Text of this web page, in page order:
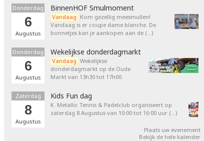
Donderdag
6
Augustus
BinnenHOF Smulmoment
Vandaag Kom gezellig meesmullen!
Vandaag is er coupe dame blanche. De
bonnetjes kan je aankopen aan de (…)
Donderdag
6
Augustus
Wekelijkse donderdagmarkt
Vandaag Wekelijkse
donderdagmarkt op de Oude
Markt van 13h30 tot 17h00.
Zaterdag
8
Augustus
Kids Fun dag
K. Metallic Tennis & Padelclub organiseert op
zaterdag 8 Augustus van 10:00 tot 16:00 uur (…)
Plaats uw evenement
Bekijk de hele kalender